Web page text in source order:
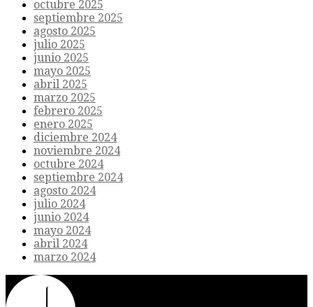
octubre 2025
septiembre 2025
agosto 2025
julio 2025
junio 2025
mayo 2025
abril 2025
marzo 2025
febrero 2025
enero 2025
diciembre 2024
noviembre 2024
octubre 2024
septiembre 2024
agosto 2024
julio 2024
junio 2024
mayo 2024
abril 2024
marzo 2024